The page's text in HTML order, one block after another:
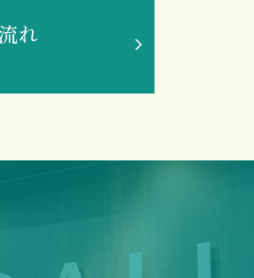
れ